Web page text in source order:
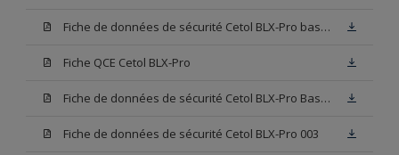
Fiche de données de sécurité Cetol BLX-Pro base TC
Fiche QCE Cetol BLX-Pro
Fiche de données de sécurité Cetol BLX-Pro Base TU
Fiche de données de sécurité Cetol BLX-Pro 003